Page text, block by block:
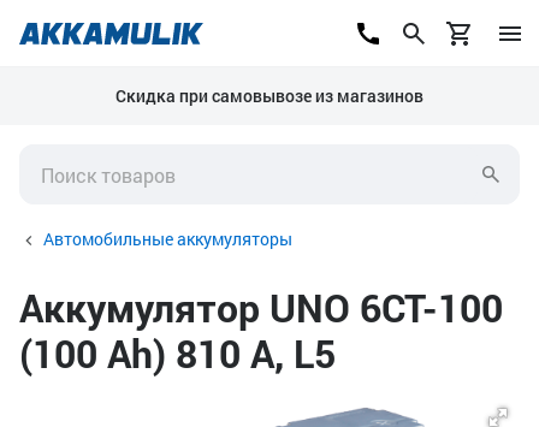
Скидка при самовывозе из магазинов
Автомобильные аккумуляторы
Аккумулятор UNO 6CT-100
(100 Ah) 810 А, L5